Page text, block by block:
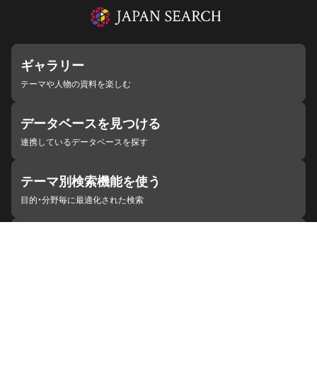
ギャラリー
テーマや人物の資料を楽しむ
データベースを見つける
連携しているデータベースを探す
テーマ別検索機能を使う
目的・分野毎に最適化された検索